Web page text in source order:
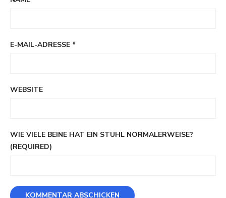
E-MAIL-ADRESSE *
WEBSITE
WIE VIELE BEINE HAT EIN STUHL NORMALERWEISE?
(REQUIRED)